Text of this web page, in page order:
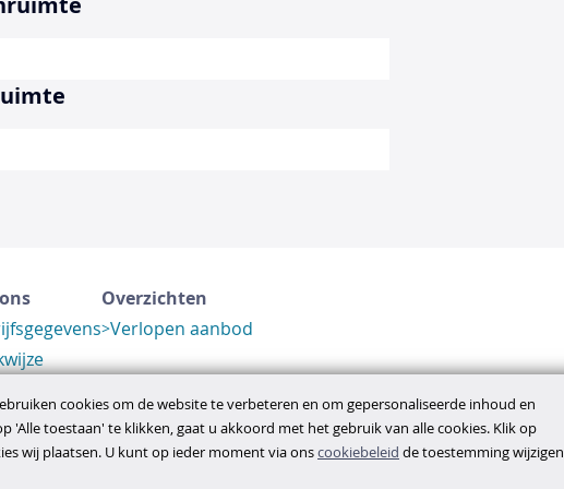
Overzichten
Verlopen aanbod
cookies om de website te verbeteren en om gepersonaliseerde inhoud en
'Alle toestaan' te klikken, gaat u akkoord met het gebruik van alle cookies. Klik op
wij plaatsen. U kunt op ieder moment via onscookiebeleid de toestemming wijzigen